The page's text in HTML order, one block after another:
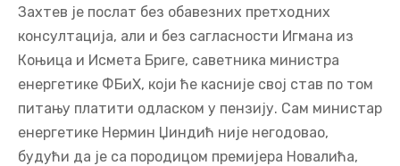
Захтев је послат без обавезних претходних
консултација, али и без сагласности Игмана из
Коњица и Исмета Бриге, саветника министра
енергетике ФБиХ, који ће касније свој став по том
питању платити одласком у пензију. Сам министар
енергетике Нермин Џиндић није негодовао,
будући да је са породицом премијера Новалића,